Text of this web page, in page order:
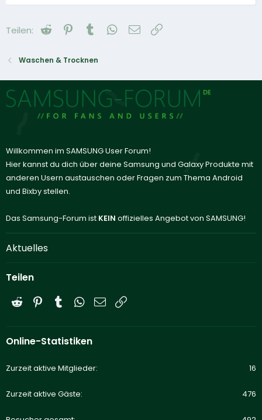
Teilen: Reddit Pinterest
Tumblr WhatsApp
E-Mail
Waschen & Trocknen
Willkommen im SAMSUNG User Forum!
Hier kannst du dich über deine Samsung und Galaxy Produkte mit
anderen Usern austauschen oder Fragen zum Thema Android
und Bixby stellen.
Das Samsung-Forum ist KEIN offizielles Angebot von SAMSUNG!
Aktuelles
Teilen
Reddit PinterestTumblrWhatsApp
E-Mail
Online-Statistiken
Zurzeit aktive Mitglieder 16
Zurzeit aktive Gäste 476